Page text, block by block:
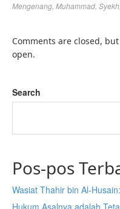
Mengenang Muhammad Syekh
Comments are closed, but
open.
Search
Pos-pos
Wasiat Thahir bin Al-
Hukum Asalnya adalah